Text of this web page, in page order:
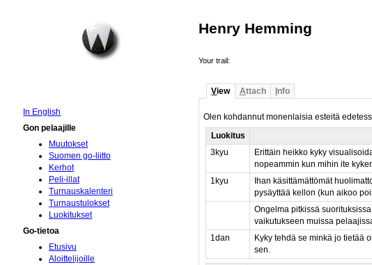
Henry Hemming
Your trail:
View Attach Info
Olen kohdannut monenlaisia esteitä
Luokitus
3kyu
Erittäin heikko kyky
nopeammin kun mihin ite
1kyu
Ihan käsittämättömät
pysäyttää kellon (kun aikoo
Ongelma pitkissä
vaikutukseen muissa
1dan
Kyky tehdä se minkä jo tietää
sen.
In English
Gon pelaajille
Muutokset
Suomen go-liitto
Kerhot
Peli-illat
Turnauskalenteri
Turnaustulokset
Luokitukset
Go-tietoa
Etusivu
Aloittelijoille